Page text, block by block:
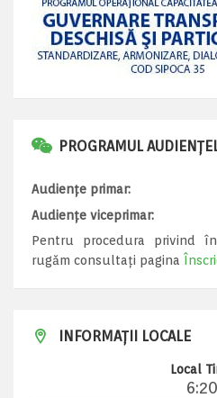
PROGRAMUL
Audiențe primar:
Audiențe viceprimar:
Pentru procedura privind
rugăm consultați pagina
INFORMAȚII LOCALE
Local
6:20